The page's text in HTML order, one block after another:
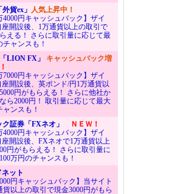
貨ex」 人気上昇中！
4000円キャッシュバック】ザイ
開設後、1万通貨以上の取引で
える！ さらに取引量に応じて最
チャンスも！
LION FX」 キャッシュバック増
7000円キャッシュバック】ザイ
開設後、英ポンド/円1万通貨以
円がもらえる！ さらに他社か
ら2000円！ 取引量に応じて最大
ャンスも！
証券「FXネオ」
ＮＥＷ！
4000円キャッシュバック】ザイ
開設後、FXネオで1万通貨以上
円がもらえる！ さらに取引量に
万円のチャンスも！
ット
円キャッシュバック】当サイト
貨以上の取引で現金3000円がもら